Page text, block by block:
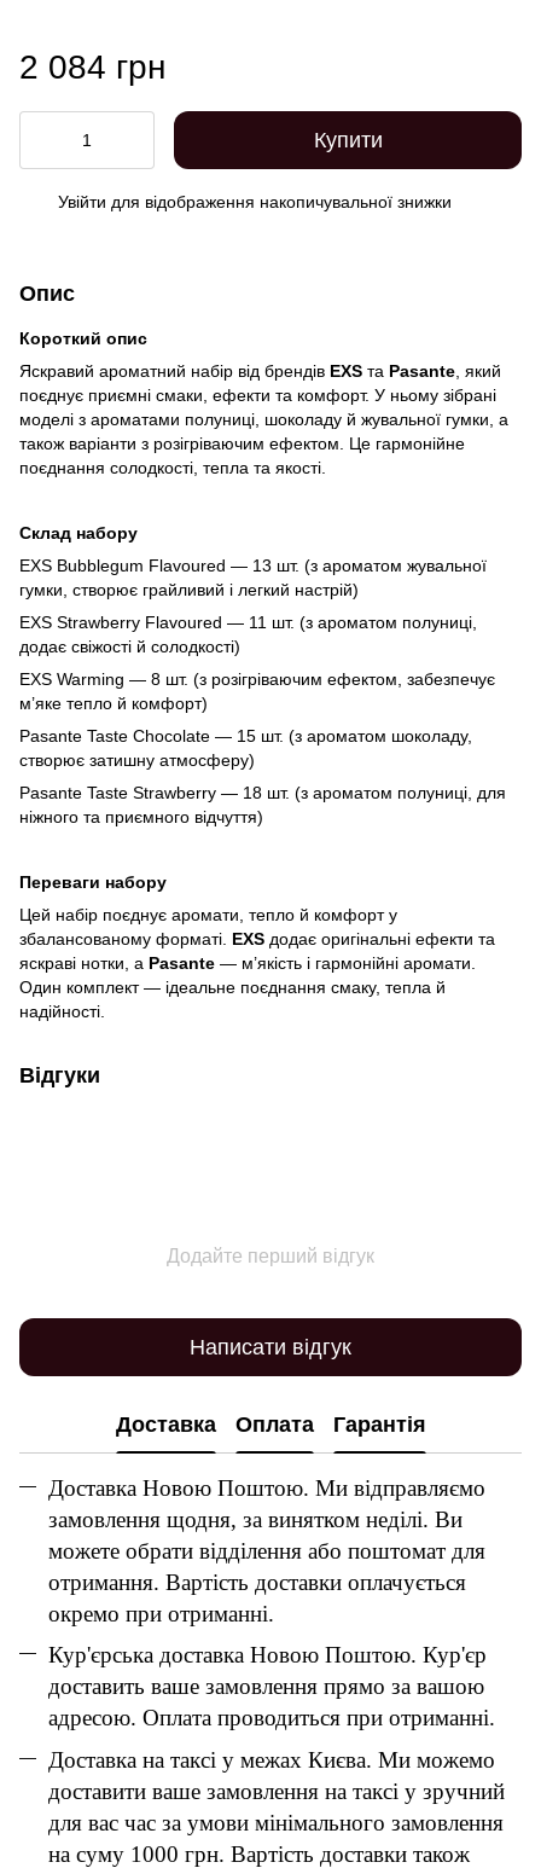
2 084 грн
Купити
Увійти для відображення накопичувальної знижки
Опис
Короткий опис
Яскравий ароматний набір від брендів EXS та Pasante , який
поєднує приємні смаки, ефекти та комфорт. У ньому зібрані
моделі з ароматами полуниці, шоколаду й жувальної гумки, а
також варіанти з розігріваючим ефектом. Це гармонійне
поєднання солодкості, тепла та якості.
Склад набору
EXS Bubblegum Flavoured — 13 шт. (з ароматом жувальної
гумки, створює грайливий і легкий настрій)
EXS Strawberry Flavoured — 11 шт. (з ароматом полуниці,
додає свіжості й солодкості)
EXS Warming — 8 шт. (з розігріваючим ефектом, забезпечує
м’яке тепло й комфорт)
Pasante Taste Chocolate — 15 шт. (з ароматом шоколаду,
створює затишну атмосферу)
Pasante Taste Strawberry — 18 шт. (з ароматом полуниці, для
ніжного та приємного відчуття)
Переваги набору
Цей набір поєднує аромати, тепло й комфорт у
збалансованому форматі. EXS додає оригінальні ефекти та
яскраві нотки, а Pasante — м’якість і гармонійні аромати.
Один комплект — ідеальне поєднання смаку, тепла й
надійності.
Відгуки
Додайте перший відгук
Написати відгук
Доставка Оплата Гарантія
Доставка Новою Поштою. Ми відправляємо
замовлення щодня, за винятком неділі. Ви
можете обрати відділення або поштомат для
отримання. Вартість доставки оплачується
окремо при отриманні.
Кур'єрська доставка Новою Поштою. Кур'єр
доставить ваше замовлення прямо за вашою
адресою. Оплата проводиться при отриманні.
Доставка на таксі у межах Києва. Ми можемо
доставити ваше замовлення на таксі у зручний
для вас час за умови мінімального замовлення
на суму 1000 грн. Вартість доставки також